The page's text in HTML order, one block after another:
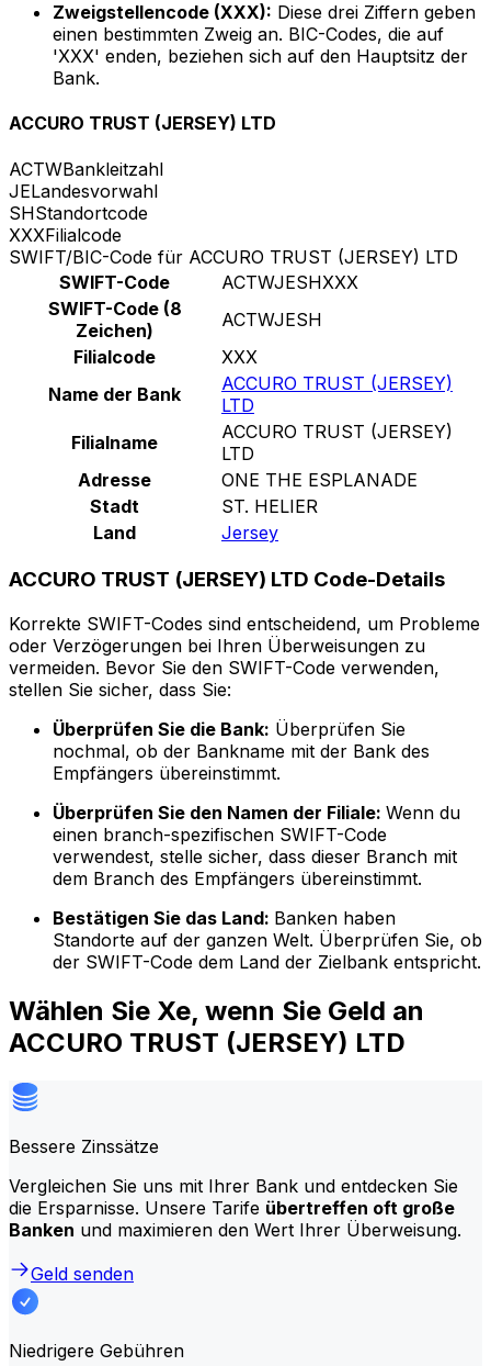
Zweigstellencode (XXX): Diese drei Ziffern geben
einen bestimmten Zweig an. BIC-Codes, die auf
'XXX' enden, beziehen sich auf den Hauptsitz der
Bank.
ACCURO TRUST (JERSEY) LTD
ACTWBankleitzahl
JELandesvorwahl
SHStandortcode
XXXFilialcode
SWIFT/BIC-Code für ACCURO TRUST (JERSEY) LTD
SWIFT-Code
ACTWJESHXXX
SWIFT-Code (8
Zeichen)
ACTWJESH
Filialcode
XXX
Name der Bank
ACCURO TRUST (JERSEY)
LTD
Filialname
ACCURO TRUST (JERSEY)
LTD
Adresse
ONE THE ESPLANADE
Stadt
ST. HELIER
Land
Jersey
ACCURO TRUST (JERSEY) LTD Code-Details
Korrekte SWIFT-Codes sind entscheidend, um Probleme
oder Verzögerungen bei Ihren Überweisungen zu
vermeiden. Bevor Sie den SWIFT-Code verwenden,
stellen Sie sicher, dass Sie:
Überprüfen Sie die Bank: Überprüfen Sie
nochmal, ob der Bankname mit der Bank des
Empfängers übereinstimmt.
Überprüfen Sie den Namen der Filiale: Wenn du
einen branch-spezifischen SWIFT-Code
verwendest, stelle sicher, dass dieser Branch mit
dem Branch des Empfängers übereinstimmt.
Bestätigen Sie das Land: Banken haben
Standorte auf der ganzen Welt. Überprüfen Sie, ob
der SWIFT-Code dem Land der Zielbank entspricht.
Wählen Sie Xe, wenn Sie Geld an
ACCURO TRUST (JERSEY) LTD
Bessere Zinssätze
Vergleichen Sie uns mit Ihrer Bank und entdecken Sie
die Ersparnisse. Unsere Tarife übertreffen oft große
Banken und maximieren den Wert Ihrer Überweisung.
Geld senden
Niedrigere Gebühren